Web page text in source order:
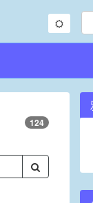
124